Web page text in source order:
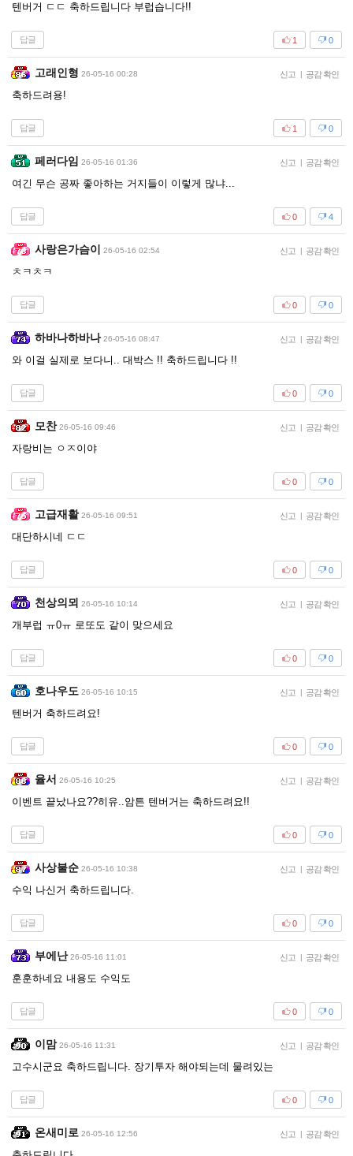
텐버거 ㄷㄷ 축하드립니다 부럽습니다!!
답글 0
1
고래인형 26-05-16 00:28 신고 | 공감 확인
축하드려용!
답글 0
1
페러다임 26-05-16 01:36 신고 | 공감 확인
여긴 무슨 공짜 좋아하는 거지들이 이렇게 많냐...
답글 4
0
사랑은가슴이 26-05-16 02:54 신고 | 공감 확인
ㅊㅋㅊㅋ
답글 0
0
하바나하바나 26-05-16 08:47 신고 | 공감 확인
와 이걸 실제로 보다니.. 대박스 !! 축하드립니다 !!
답글 0
0
모찬 26-05-16 09:46 신고 | 공감 확인
자랑비는 ㅇㅈ이야
답글 0
0
고급재활 26-05-16 09:51 신고 | 공감 확인
대단하시네 ㄷㄷ
답글 0
0
천상의뫼 26-05-16 10:14 신고 | 공감 확인
개부럽 ㅠ0ㅠ 로또도 같이 맞으세요
답글 0
0
호나우도 26-05-16 10:15 신고 | 공감 확인
텐버거 축하드려요!
답글 0
0
율서 26-05-16 10:25 신고 | 공감 확인
이벤트 끝났나요??히유..암튼 텐버거는 축하드려요!!
답글 0
0
사상불순 26-05-16 10:38 신고 | 공감 확인
수익 나신거 축하드립니다.
답글 0
0
부에난 26-05-16 11:01 신고 | 공감 확인
훈훈하네요 내용도 수익도
답글 0
0
이맘 26-05-16 11:31 신고 | 공감 확인
고수시군요 축하드립니다. 장기투자 해야되는데 물려있는
답글 0
0
온새미로 26-05-16 12:56 신고 | 공감 확인